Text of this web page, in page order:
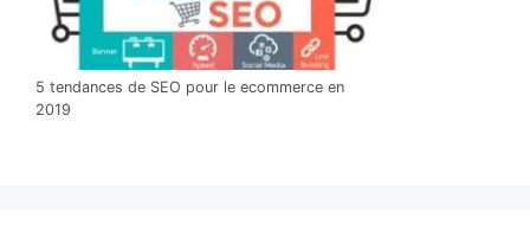
5 tendances de SEO pour le ecommerce en
2019